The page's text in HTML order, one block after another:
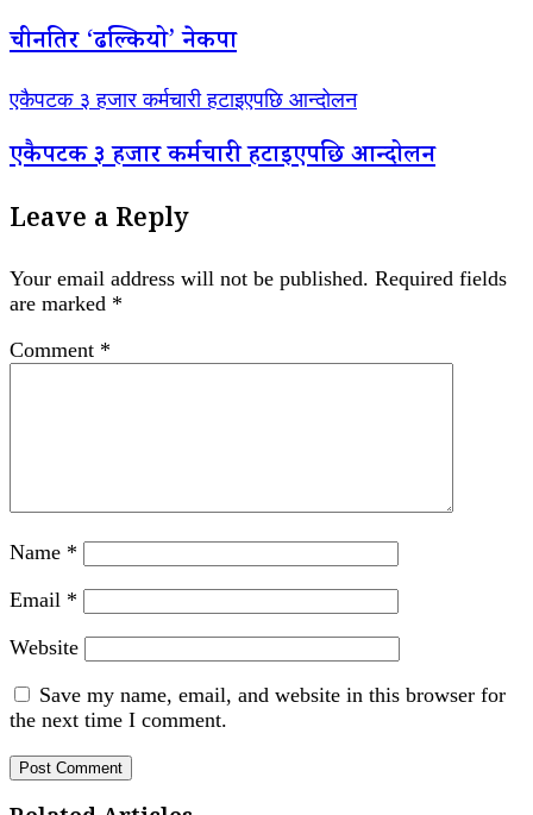
चीनतिर ‘ढल्कियो’ नेकपा
एकैपटक ३ हजार कर्मचारी हटाइएपछि आन्दोलन
एकैपटक ३ हजार कर्मचारी हटाइएपछि आन्दोलन
Leave a Reply
Your email address will not be published. Required fields
are marked *
Comment *
Name *
Email *
Website
Save my name, email, and website in this browser for
the next time I comment.